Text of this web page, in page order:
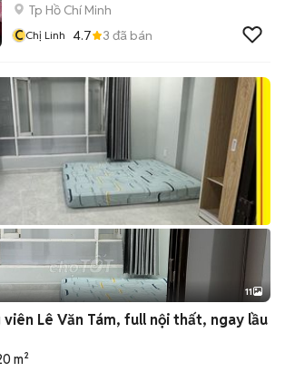
Tp Hồ Chí Minh
CChị Linh 4.7 3 đã bán
+2
11
Lê Văn Tám, full nội thất, ngay lầu
m²